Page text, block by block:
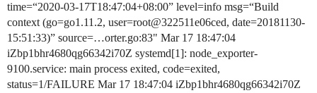
time=“2020-03-17T18:47:04+08:00” level=info msg=“Build
context (go=go1.11.2, user=root@322511e06ced, date=20181130-
15:51:33)” source=…orter.go:83" Mar 17 18:47:04
iZbp1bhr4680qg66342i70Z systemd[1]: node_exporter-
9100.service: main process exited, code=exited,
status=1/FAILURE Mar 17 18:47:04 iZbp1bhr4680qg66342i70Z